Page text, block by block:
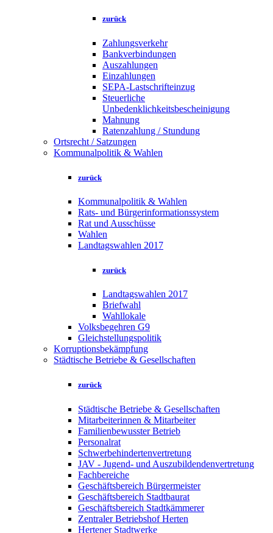
zurück
Zahlungsverkehr
Bankverbindungen
Auszahlungen
Einzahlungen
SEPA-Lastschrifteinzug
Steuerliche
Unbedenklichkeitsbescheinigung
Mahnung
Ratenzahlung / Stundung
Ortsrecht / Satzungen
Kommunalpolitik & Wahlen
zurück
Kommunalpolitik & Wahlen
Rats- und Bürgerinformationssystem
Rat und Ausschüsse
Wahlen
Landtagswahlen 2017
zurück
Landtagswahlen 2017
Briefwahl
Wahllokale
Volksbegehren G9
Gleichstellungspolitik
Korruptionsbekämpfung
Städtische Betriebe & Gesellschaften
zurück
Städtische Betriebe & Gesellschaften
Mitarbeiterinnen & Mitarbeiter
Familienbewusster Betrieb
Personalrat
Schwerbehindertenvertretung
JAV - Jugend- und Auszubildendenvertretung
Fachbereiche
Geschäftsbereich Bürgermeister
Geschäftsbereich Stadtbaurat
Geschäftsbereich Stadtkämmerer
Zentraler Betriebshof Herten
Hertener Stadtwerke